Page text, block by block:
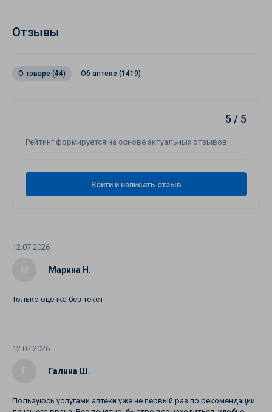
Отзывы
О товаре (44) Об аптеке (1419)
Марина Н.
12.07.2026
Только оценка без текст
Галина Ш.
12.07.2026
Пользуюсь услугами аптеки уже не первый раз по рекомендации
5 / 5
Рейтинг формируется на основе актуальных отзывов
Войти и написать отзыв